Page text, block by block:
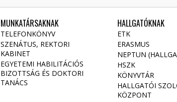
MUNKATÁRSAKNAK
TELEFONKÖNYV
SZENÁTUS, REKTORI
KABINET
EGYETEMI HABILITÁCIÓS
BIZOTTSÁG ÉS DOKTORI
TANÁCS
HALLGATÓKNAK
ETK
ERASMUS
NEPTUN
HSZK
KÖNYVTÁR
HALLGATÓI
KÖZPONT